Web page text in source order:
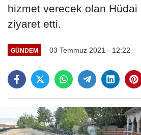
hizmet verecek olan Hüdai
ziyaret etti.
GÜNDEM 03 Temmuz 2021 - 12:22